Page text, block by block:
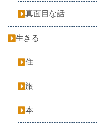
真面目な話
生きる
住
旅
本